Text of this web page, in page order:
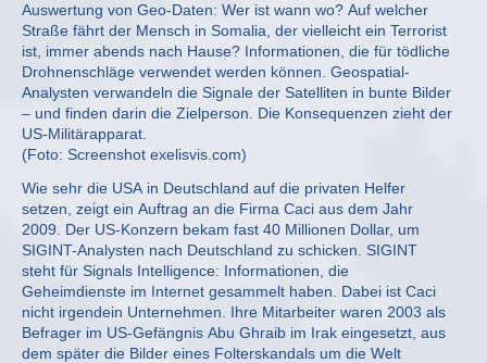
Auswertung von Geo-Daten: Wer ist wann wo? Auf welcher
Straße fährt der Mensch in Somalia, der vielleicht ein Terrorist
ist, immer abends nach Hause? Informationen, die für tödliche
Drohnenschläge verwendet werden können. Geospatial-
Analysten verwandeln die Signale der Satelliten in bunte Bilder
– und finden darin die Zielperson. Die Konsequenzen zieht der
US-Militärapparat.
(Foto: Screenshot exelisvis.com)
Wie sehr die USA in Deutschland auf die privaten Helfer
setzen, zeigt ein Auftrag an die Firma Caci aus dem Jahr
2009. Der US-Konzern bekam fast 40 Millionen Dollar, um
SIGINT-Analysten nach Deutschland zu schicken. SIGINT
steht für Signals Intelligence: Informationen, die
Geheimdienste im Internet gesammelt haben. Dabei ist Caci
nicht irgendein Unternehmen. Ihre Mitarbeiter waren 2003 als
Befrager im US-Gefängnis Abu Ghraib im Irak eingesetzt, aus
dem später die Bilder eines Folterskandals um die Welt